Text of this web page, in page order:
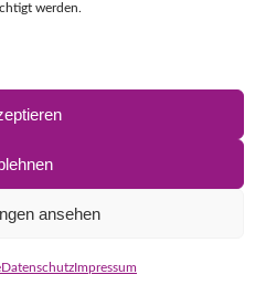
werden.
ansehen
DatenschutzImpressum
GmbH